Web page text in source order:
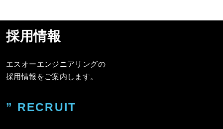
採用情報
エスオーエンジニアリングの
採用情報をご案内します。
” RECRUIT